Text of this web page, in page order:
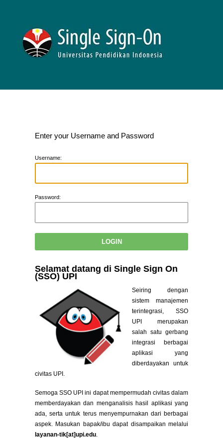
Enter your Username and Password
Username:
Password:
Selamat datang di Single Sign On
(SSO) UPI
Seiring dengan
sistem manajemen
terintegrasi, SSO
UPI merupakan
salah satu gerbang
integrasi berbagai
aplikasi yang
diberdayakan untuk
civitas UPI.
Semoga SSO UPI ini dapat mempermudah civitas dalam
memberdayakan dan menganalisis hasil aplikasi yang
ada, serta untuk terus menyempurnakan dari berbagai
aspek. Masukan bapak/ibu dapat disampaikan melalui
layanan-tik[at]upi.edu.